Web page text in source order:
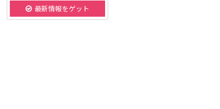
最新情報をゲット